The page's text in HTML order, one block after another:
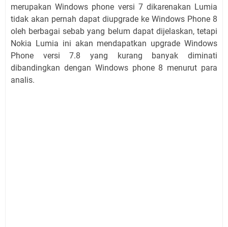
merupakan Windows phone versi 7 dikarenakan Lumia
tidak akan pernah dapat diupgrade ke Windows Phone 8
oleh berbagai sebab yang belum dapat dijelaskan, tetapi
Nokia Lumia ini akan mendapatkan upgrade Windows
Phone versi 7.8 yang kurang banyak diminati
dibandingkan dengan Windows phone 8 menurut para
analis.